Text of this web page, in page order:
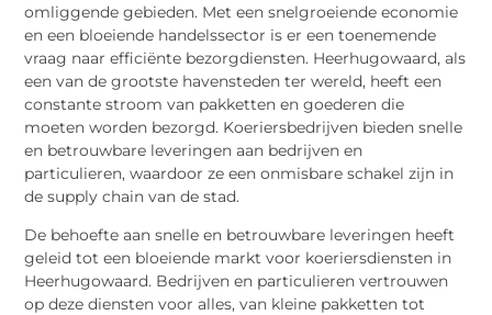
omliggende gebieden. Met een snelgroeiende economie
en een bloeiende handelssector is er een toenemende
vraag naar efficiënte bezorgdiensten. Heerhugowaard, als
een van de grootste havensteden ter wereld, heeft een
constante stroom van pakketten en goederen die
moeten worden bezorgd. Koeriersbedrijven bieden snelle
en betrouwbare leveringen aan bedrijven en
particulieren, waardoor ze een onmisbare schakel zijn in
de supply chain van de stad.
De behoefte aan snelle en betrouwbare leveringen heeft
geleid tot een bloeiende markt voor koeriersdiensten in
Heerhugowaard. Bedrijven en particulieren vertrouwen
op deze diensten voor alles, van kleine pakketten tot